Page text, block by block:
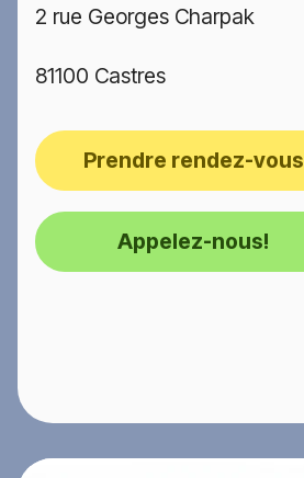
2 rue Georges Charpak
81100 Castres
Prendre rendez-vous
Appelez-nous!